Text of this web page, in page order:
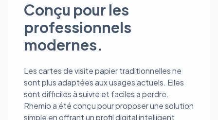
Conçu pour les
professionnels
modernes.
Les cartes de visite papier traditionnelles ne
sont plus adaptées aux usages actuels. Elles
sont difficiles à suivre et faciles a perdre.
Rhemio a été conçu pour proposer une solution
simple en offrant un profil digital intelligent